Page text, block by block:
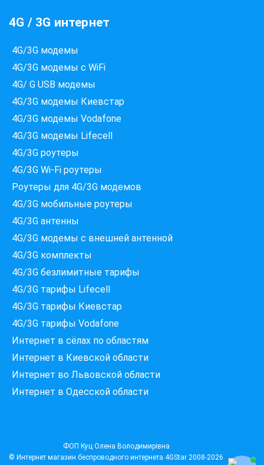
4G / 3G интернет
4G/3G модемы
4G/3G модемы с WiFi
4G/ G USB модемы
4G/3G модемы Киевстар
4G/3G модемы Vodafone
4G/3G модемы Lifecell
4G/3G роутеры
4G/3G Wi-Fi роутеры
Роутеры для 4G/3G модемов
4G/3G мобильные роутеры
4G/3G антенны
4G/3G модемы c внешней антенной
4G/3G комплекты
4G/3G безлимитные тарифы
4G/3G тарифы Lifecell
4G/3G тарифы Киевстар
4G/3G тарифы Vodafone
Интернет в сёлах по областям
Интернет в Киевской области
Интернет во Львовской области
Интернет в Одесской области
ФОП Куц Олена Володимирівна
© Интернет магазин беспроводного интернета 4GStar 2008-2026
Які провайдери працюють
за вашою адресою?
Перевірте доступність інтернету за 30 секунд
375+ провайдерів в базі
Введіть вашу адресу
Місто, вулиця та номер будинку